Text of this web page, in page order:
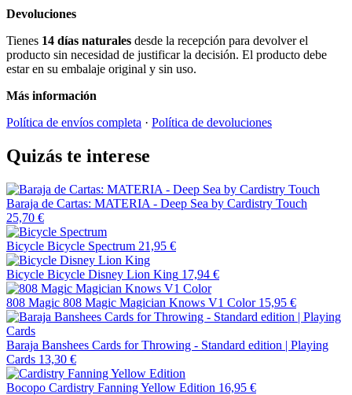
Devoluciones
Tienes 14 días naturales desde la recepción para devolver el
producto sin necesidad de justificar la decisión. El producto debe
estar en su embalaje original y sin uso.
Más información
Política de envíos completa · Política de devoluciones
Quizás te interese
Baraja de Cartas: MATERIA - Deep Sea by Cardistry Touch
25,70 €
Bicycle Bicycle Spectrum 21,95 €
Bicycle Bicycle Disney Lion King 17,94 €
808 Magic 808 Magic Magician Knows V1 Color 15,95 €
Baraja Banshees Cards for Throwing - Standard edition | Playing
Cards 13,30 €
Bocopo Cardistry Fanning Yellow Edition 16,95 €